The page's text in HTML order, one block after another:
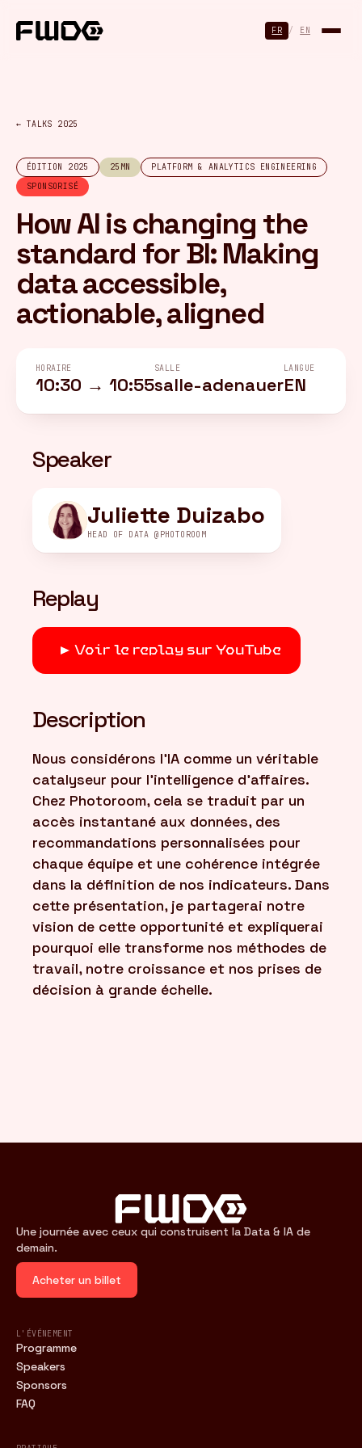
FR / EN
← TALKS 2025
ÉDITION 2025 25MN
PLATFORM & ANALYTICS ENGINEERING
SPONSORISÉ
How AI is changing the
standard for BI: Making
data accessible,
actionable, aligned
HORAIRE
10:30 → 10:55
SALLE
salle-adenauer
LANGUE
EN
Speaker
Juliette Duizabo
HEAD OF DATA @PHOTOROOM
Replay
Voir le replay sur YouTube
Description
Nous considérons l'IA comme un véritable
catalyseur pour l'intelligence d'affaires.
Chez Photoroom, cela se traduit par un
accès instantané aux données, des
recommandations personnalisées pour
chaque équipe et une cohérence intégrée
dans la définition de nos indicateurs. Dans
cette présentation, je partagerai notre
vision de cette opportunité et expliquerai
pourquoi elle transforme nos méthodes de
travail, notre croissance et nos prises de
décision à grande échelle.
Une journée avec ceux qui construisent la Data & IA de
demain.
Acheter un billet
L'ÉVÉNEMENT
Programme
Speakers
Sponsors
FAQ